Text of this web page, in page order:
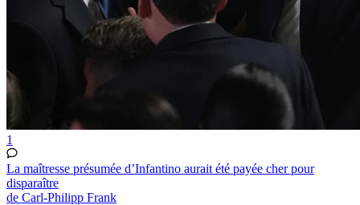
1
La maîtresse présumée d’Infantino aurait été payée cher pour
disparaître
de Carl-Philipp Frank